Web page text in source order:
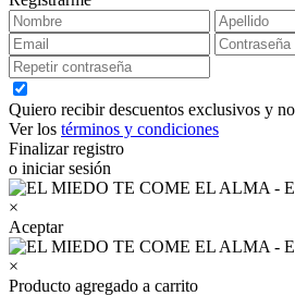
Quiero recibir descuentos exclusivos y
Ver los términos y condiciones
Finalizar registro
o iniciar sesión
×
Aceptar
×
Producto agregado a carrito